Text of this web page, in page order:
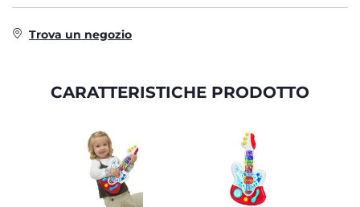
Trova un negozio
CARATTERISTICHE PRODOTTO